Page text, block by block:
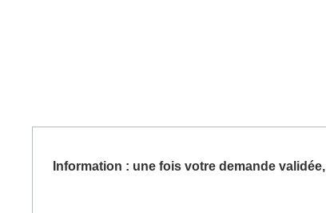
Information : une fois votre demande